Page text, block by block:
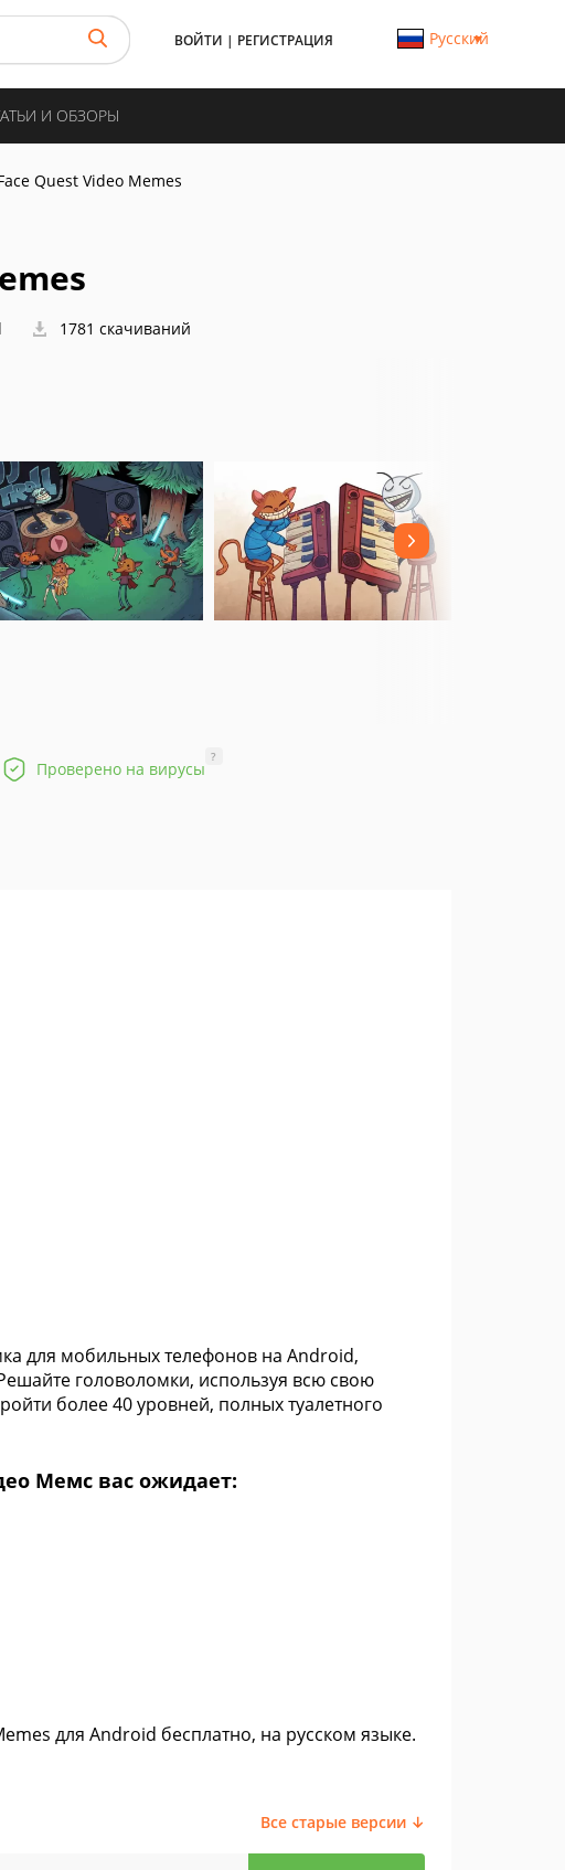
ВОЙТИ | РЕГИСТРАЦИЯ Русский
И ОБЗОРЫ
Quest Video Memes
1781 скачиваний
Проверено на вирусы
?
для мобильных телефонов на Android,
головоломки, используя всю свою
более 40 уровней, полных туалетного
Мемс вас ожидает:
для Android бесплатно, на русском языке.
Все старые версии ↓